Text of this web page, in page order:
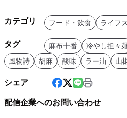
カテゴリ フード・飲食 ライフ
タグ 麻布十番 冷やし担々
風物詩
胡麻 酸味 ラー油 山
シェア
配信企業へのお問い合わせ